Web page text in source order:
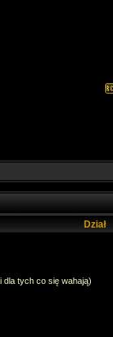
Dział
dla tych co się wahają)